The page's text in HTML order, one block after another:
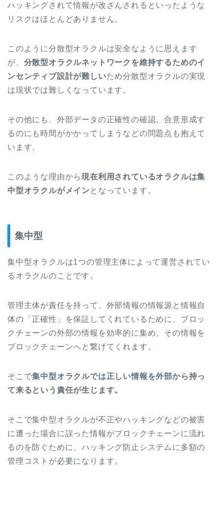
ハッキングされて情報が改ざんされるといったような
リスクはほとんどありません。
このように分散型オラクルは安全なように思えます
が、 分散型オラクルネットワークを維持するためのイ
ンセンティブ設計が難しいため分散型オラクルの実現
は現状では難しくなっています。
その他にも、外部データの正確性の確認、合意形成す
るのにも時間がかかってしまうなどの問題点も抱えて
います。
このような理由から現在利用されているオラクルは集
中型オラクルがメイン となっています。
集中型
集中型オラクルは1つの管理主体によって運営されてい
るオラクルのことです。
管理主体が責任を持って、外部情報の情報源と情報自
体の「正確性」を保証してくれているために、 ブロッ
クチェーンの外部の情報を効率的に集め、その情報を
ブロックチェーンへと繋げてくれます。
そこで集中型オラクルでは正しい情報を外部から持っ
て来るという責任が生じます。
そこで集中型オラクルが不正やハッキングなどの被害
に遭った場合に誤った情報がブロックチェーンに流れ
るのを防ぐために、ハッキング防止システムに多額の
管理コストが必要になります。